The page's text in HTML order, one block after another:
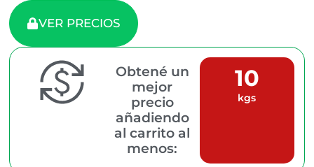
VER PRECIOS
Obtené un
mejor
precio
añadiendo
al carrito al
menos:
10
kgs